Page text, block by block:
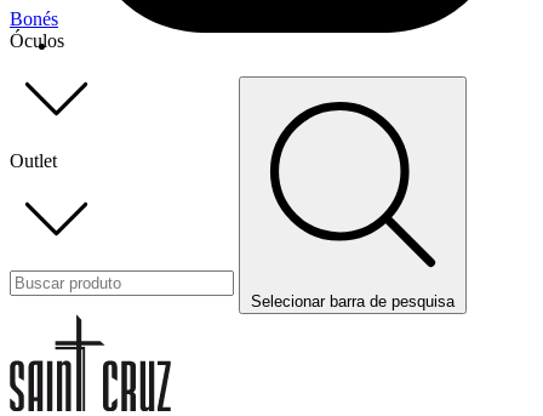
Bonés
Óculos
Outlet
Selecionar barra de pesquisa